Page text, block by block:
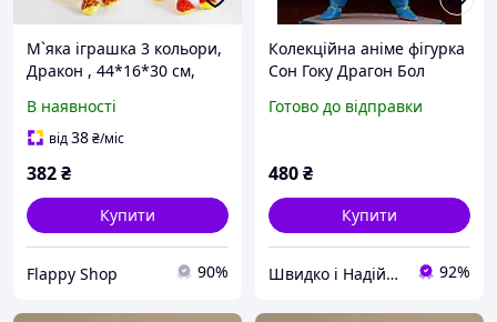
М`яка іграшка 3 кольори,
Дракон , 44*16*30 см,
В наявності
від38₴/міс
382₴
Купити
Flappy Shop 90%
Колекційна аніме фігурка
Сон Гоку Драгон Бол
Super Saiyan 16 см з
Готово до відправки
480₴
Купити
Швидко і Надійно 92%